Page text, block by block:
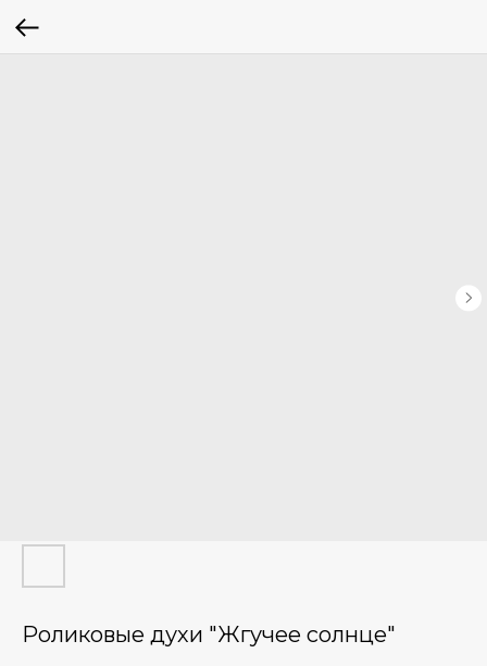
Роликовые духи "Жгучее солнце"